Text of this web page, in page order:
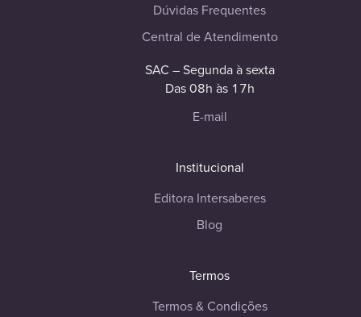
Dúvidas Frequentes
Central de Atendimento
SAC – Segunda à sexta
Das 08h às 17h
E-mail
Institucional
Editora Intersaberes
Blog
Termos
Termos & Condições